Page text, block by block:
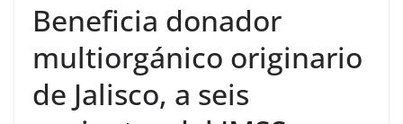
Beneficia donador
multiorgánico originario
de Jalisco, a seis